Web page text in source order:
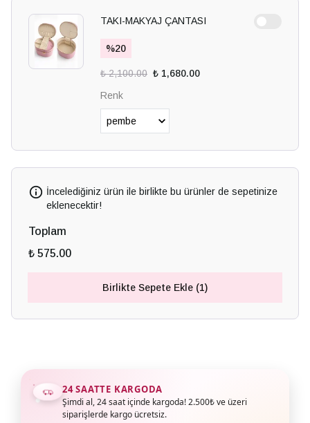
TAKI-MAKYAJ ÇANTASI
%20
₺ 2,100.00 ₺ 1,680.00
Renk
İncelediğiniz ürün ile birlikte bu ürünler de sepetinize
eklenecektir!
Toplam
₺ 575.00
Birlikte Sepete Ekle (1)
24 SAATTE KARGODA
Şimdi al, 24 saat içinde kargoda! 2.500₺ ve üzeri
siparişlerde kargo ücretsiz.